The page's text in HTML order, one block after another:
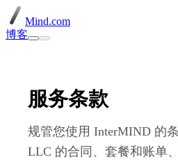
Mind.com
博客
服务条款
规管您使用 InterMIND 的
LLC 的合同、套餐和账单